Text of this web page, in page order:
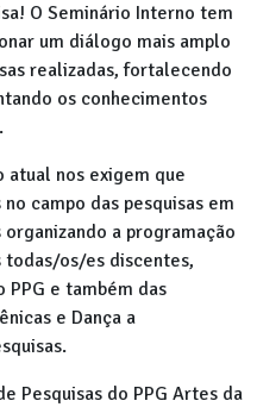
O Seminário Interno tem
um diálogo mais amplo
realizadas, fortalecendo
os conhecimentos
atual nos exigem que
campo das pesquisas em
a programação
todas/os/es discentes,
PPG e também das
e Dança a
Pesquisas do PPG Artes da